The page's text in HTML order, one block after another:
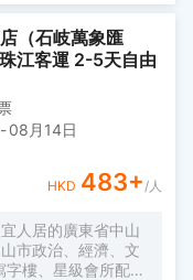
足、玉軒棋牌；著
店周邊交通便利，
線、西線高速出入
分鐘車程；是您商
待的上佳選擇。
（石岐萬象匯
江客運 2-5天自由
-08月14日
HKD 483+ /人
人居的廣東省中山
市政治、經濟、文
字樓、星級會所配